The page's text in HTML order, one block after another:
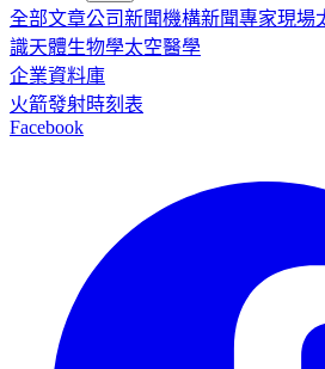
全部文章公司新聞機構新聞專家現場
識天體生物學太空醫學
企業資料庫
火箭發射時刻表
Facebook